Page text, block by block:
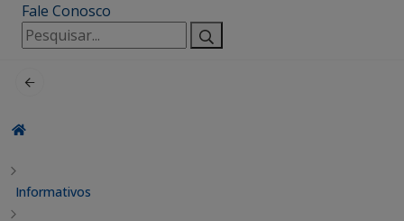
Fale Conosco
Pesquisar
por:
Informativos